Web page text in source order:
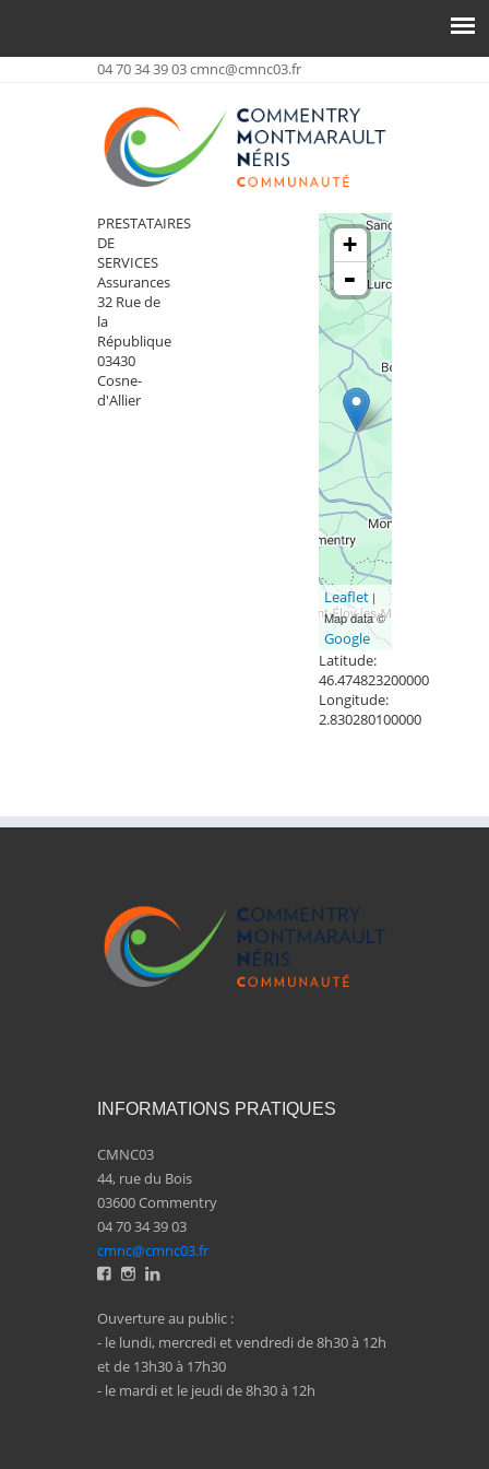
04 70 34 39 03cmnc@cmnc03.fr
PRESTATAIRES
DE
SERVICES
Assurances
32 Rue de
la
République
03430
Cosne-
d'Allier
+
-
Leaflet|
Map data ©
Google
Latitude:
46.474823200000
Longitude:
2.830280100000
INFORMATIONS PRATIQUES
CMNC03
44, rue du Bois
03600 Commentry
04 70 34 39 03
cmnc@cmnc03.fr
Ouverture au public :
- le lundi, mercredi et vendredi de 8h30 à 12h
et de 13h30 à 17h30
- le mardi et le jeudi de 8h30 à 12h